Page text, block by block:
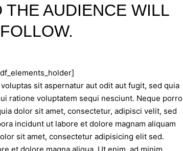
THE AUDIENCE WILL
FOLLOW.
sit aspernatur aut odit aut fugit, sed quia
ratione voluptatem sequi nesciunt. Neque porro
dolor sit amet, consectetur, adipisci velit, sed
incidunt ut labore et dolore magnam aliquam
sit amet, consectetur adipisicing elit sed.